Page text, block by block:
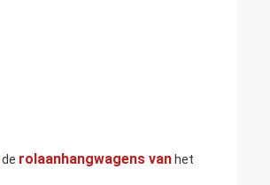
de rolaanhangwagens van het